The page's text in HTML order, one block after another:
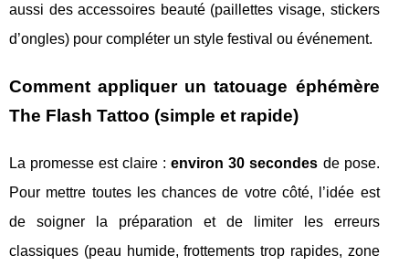
aussi des accessoires beauté (paillettes visage, stickers
d’ongles) pour compléter un style festival ou événement.
Comment appliquer un tatouage éphémère
The Flash Tattoo (simple et rapide)
La promesse est claire :environ 30 secondes de pose.
Pour mettre toutes les chances de votre côté, l’idée est
de soigner la préparation et de limiter les erreurs
classiques (peau humide, frottements trop rapides, zone